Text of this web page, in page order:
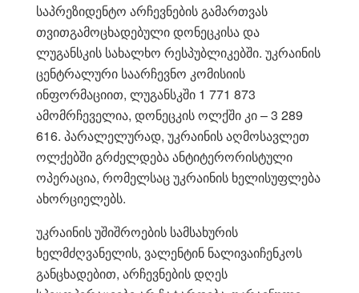
საპრეზიდენტო არჩევნების გამართვას
თვითგამოცხადებული დონეცკისა და
ლუგანსკის სახალხო რესპუბლიკებში. უკრაინის
ცენტრალური საარჩევნო კომისიის
ინფორმაციით, ლუგანსკში 1 771 873
ამომრჩეველია, დონეცკის ოლქში კი – 3 289
616. პარალელურად, უკრაინის აღმოსავლეთ
ოლქებში გრძელდება ანტიტერორისტული
ოპერაცია, რომელსაც უკრაინის ხელისუფლება
ახორციელებს.
უკრაინის უშიშროების სამსახურის
ხელმძღვანელის, ვალენტინ ნალივაიჩენკოს
განცხადებით, არჩევნების დღეს